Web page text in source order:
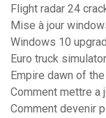
Flight radar 24
Mise à jour
Windows 10
Euro truck
Empire dawn of
Comment mettre a
Comment devenir